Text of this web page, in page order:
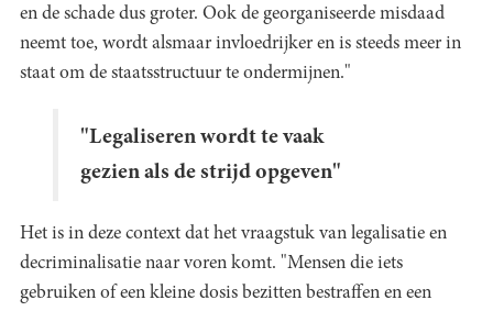
en de schade dus groter. Ook de georganiseerde misdaad
neemt toe, wordt alsmaar invloedrijker en is steeds meer in
staat om de staatsstructuur te ondermijnen."
"Legaliseren wordt te vaak
gezien als de strijd opgeven"
Het is in deze context dat het vraagstuk van legalisatie en
decriminalisatie naar voren komt. "Mensen die iets
gebruiken of een kleine dosis bezitten bestraffen en een